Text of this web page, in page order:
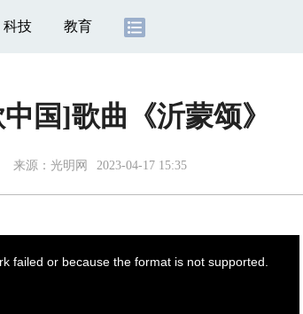
科技 教育
国]歌曲《沂蒙颂》
来源：光明网 2023-04-17 15:35
failed or because the format is not supported.